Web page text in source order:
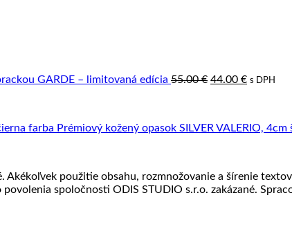
GARDE – limitovaná edícia 55.00€ 44.00 € s DPH
Prémiový kožený opasok SILVER VALERIO,
použitie obsahu, rozmnožovanie a šírenie
spoločnosti ODIS STUDIO s.r.o. zakázané.